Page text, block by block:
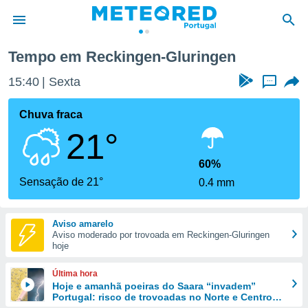
da
foi
fornecidas
a este
das
e
forma
digital
Tempo em Reckingen-Gluringen
15:40 Sexta ...
Chuva fraca
21°
Sensação de 21°
60%
0.4 mm
Aviso amarelo
Aviso moderado por trovoada em Reckingen-Gluringen
hoje
Última hora
Hoje e amanhã poeiras do Saara “invadem”
Portugal: risco de trovoadas no Norte e Centro